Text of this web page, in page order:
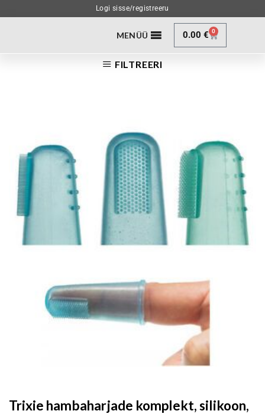
Logi sisse/registreeru
MENÜÜ 0.00€ 0
FILTREERI
Trixie hambaharjade komplekt, silikoon,